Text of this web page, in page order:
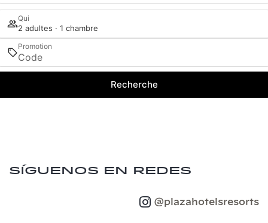
Qui
2 adultes · 1 chambre
Promotion
Recherche
Síguenos en redes
@plazahotelsresorts